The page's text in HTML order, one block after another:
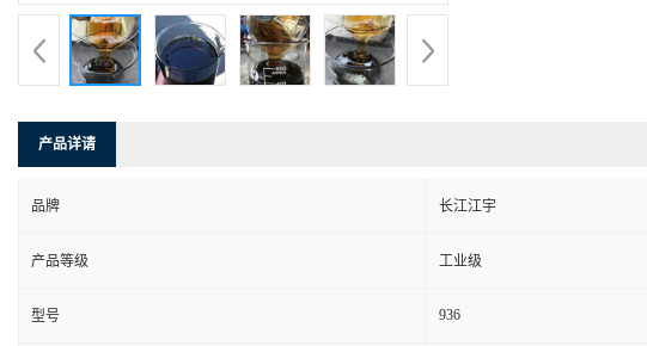
产品详请
品牌 长江江宇
产品等级 工业级
型号 936